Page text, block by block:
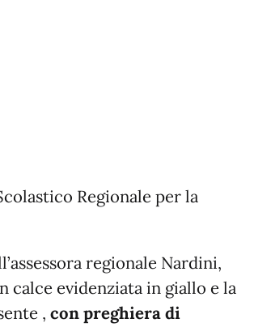
Regionale per la
regionale Nardini,
calce evidenziata in giallo e la
, con preghiera di